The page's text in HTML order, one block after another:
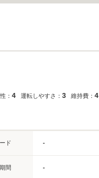
： 4 運転しやすさ： 3 維持費： 4
ド -
間 -